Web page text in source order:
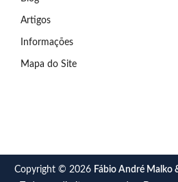
Artigos
Informações
Mapa do Site
Copyright © 2026 Fábio André Malko